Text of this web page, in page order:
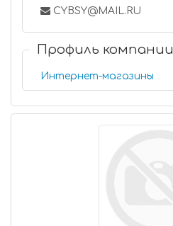
CYBSY@MAIL.RU
Профиль компании
Интернет-магазины